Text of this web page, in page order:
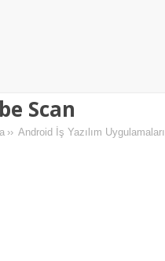
Scan
›› Android İş Yazılım Uygulamaları